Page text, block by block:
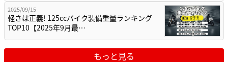
2025/09/15
軽さは正義! 125ccバイク装備重量ランキング
TOP10【2025年9月最…
もっと見る